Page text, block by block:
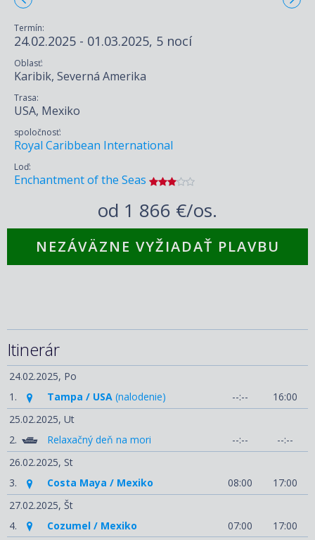
Termín:
24.02.2025 - 01.03.2025, 5 nocí
Oblasť:
Karibik, Severná Amerika
Trasa:
USA, Mexiko
spoločnosť:
Royal Caribbean International
Loď:
Enchantment of the Seas
od 1 866 €/os.
NEZÁVÄZNE VYŽIADAŤ PLAVBU
Itinerár
24.02.2025, Po
1.
Tampa / USA (nalodenie) --:--
16:00
25.02.2025, Ut
2.
Relaxačný deň na mori --:--
--:--
26.02.2025, St
3.
Costa Maya / Mexiko 08:00
17:00
27.02.2025, Št
4.
Cozumel / Mexiko 07:00
17:00